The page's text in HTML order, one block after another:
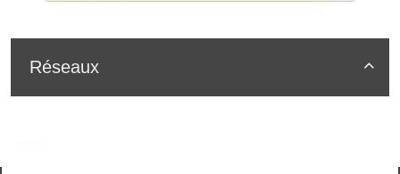

Réseaux